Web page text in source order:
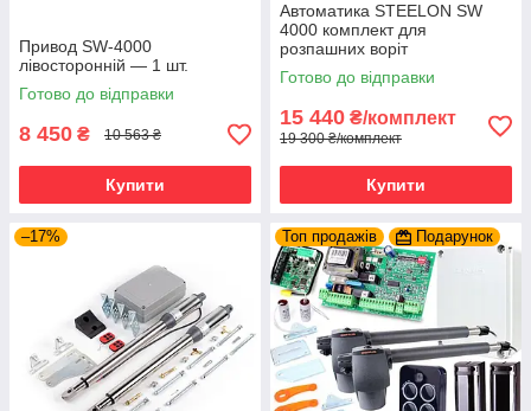
Привод SW-4000
лівосторонній — 1 шт.
Готово до відправки
8 450 ₴ 10 563 ₴
Купити
Автоматика STEELON SW
4000 комплект для
розпашних воріт
Готово до відправки
15 440 ₴/комплект
19 300 ₴/комплект
Купити
–17% Топ продажів Подарунок